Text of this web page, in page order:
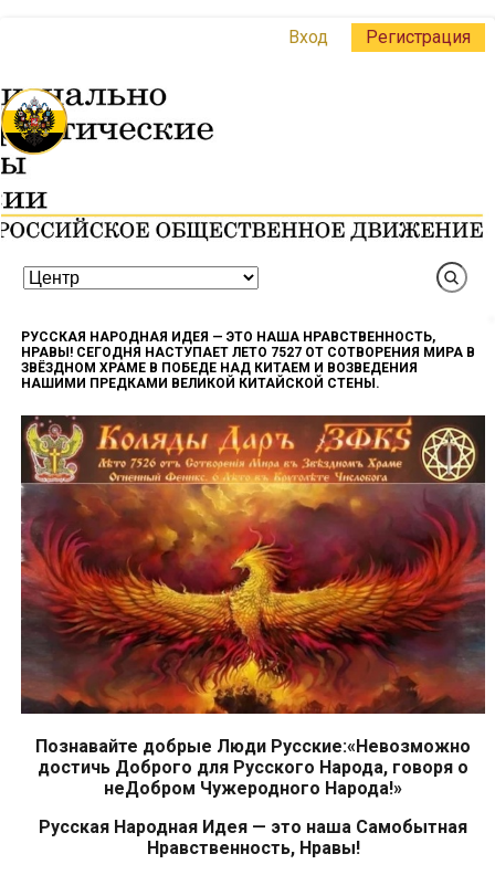
Вход Регистрация
РУССКАЯ НАРОДНАЯ ИДЕЯ — ЭТО НАША НРАВСТВЕННОСТЬ,
НРАВЫ! СЕГОДНЯ НАСТУПАЕТ ЛЕТО 7527 ОТ СОТВОРЕНИЯ МИРА В
ЗВЁЗДНОМ ХРАМЕ В ПОБЕДЕ НАД КИТАЕМ И ВОЗВЕДЕНИЯ
НАШИМИ ПРЕДКАМИ ВЕЛИКОЙ КИТАЙСКОЙ СТЕНЫ.
Познавайте добрые Люди Русские:«Невозможно
достичь Доброго для Русского Народа, говоря о
неДобром Чужеродного Народа!»
Русская Народная Идея — это наша Самобытная
Нравственность, Нравы!